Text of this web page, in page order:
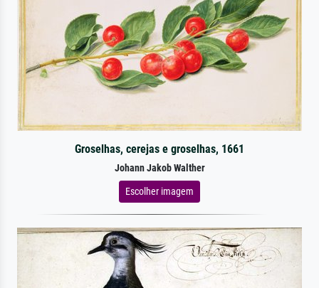
Groselhas, cerejas e groselhas, 1661
Johann Jakob Walther
Escolher imagem